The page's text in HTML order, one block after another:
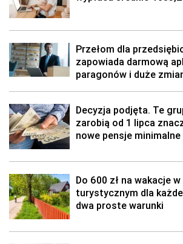
Przełom dla
zapowiada darmową
paragonów i duże
Decyzja podjęta. Te
zarobią od 1 lipca
nowe pensje minimalne
Do 600 zł na wakacje
turystycznym dla
dwa proste warunki